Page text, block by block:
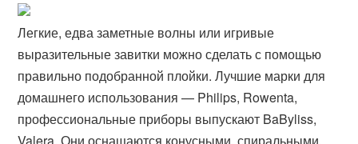
Легкие, едва заметные волны или игривые
выразительные завитки можно сделать с помощью
правильно подобранной плойки. Лучшие марки для
домашнего использования — Philips, Rowenta,
профессиональные приборы выпускают BaByliss,